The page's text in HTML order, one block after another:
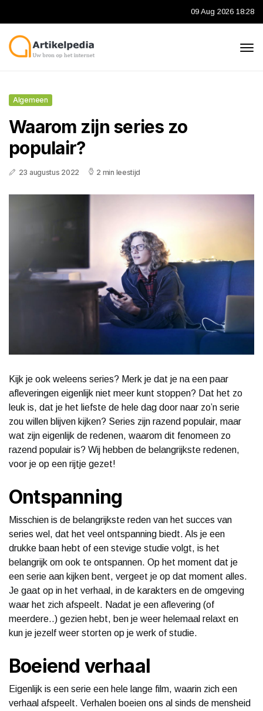
09 Aug 2026 18:28
Algemeen
Waarom zijn series zo
populair?
23 augustus 2022 2 min leestijd
Kijk je ook weleens series? Merk je dat je na een paar
afleveringen eigenlijk niet meer kunt stoppen? Dat het zo
leuk is, dat je het liefste de hele dag door naar zo’n serie
zou willen blijven kijken? Series zijn razend populair, maar
wat zijn eigenlijk de redenen, waarom dit fenomeen zo
razend populair is? Wij hebben de belangrijkste redenen,
voor je op een rijtje gezet!
Ontspanning
Misschien is de belangrijkste reden van het succes van
series wel, dat het veel ontspanning biedt. Als je een
drukke baan hebt of een stevige studie volgt, is het
belangrijk om ook te ontspannen. Op het moment dat je
een serie aan kijken bent, vergeet je op dat moment alles.
Je gaat op in het verhaal, in de karakters en de omgeving
waar het zich afspeelt. Nadat je een aflevering (of
meerdere..) gezien hebt, ben je weer helemaal relaxt en
kun je jezelf weer storten op je werk of studie.
Boeiend verhaal
Eigenlijk is een serie een hele lange film, waarin zich een
verhaal afspeelt. Verhalen boeien ons al sinds de mensheid